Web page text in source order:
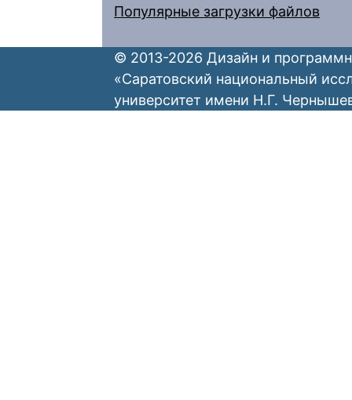
Популярные загрузки файлов
© 2013-2026 Дизайн и
«Саратовский национальный
университет имени Н.Г.